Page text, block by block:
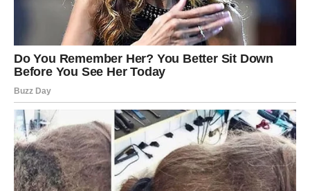
Neko ko vam u početku djeluje potpuno drugačije od
vašeg tipa mogao bi postati veoma važan dio vašeg
života.
Ljubav vam mijenja pogled na budućnost
Pred vama su veoma zanimljivi i posebni trenuci.
RIBE